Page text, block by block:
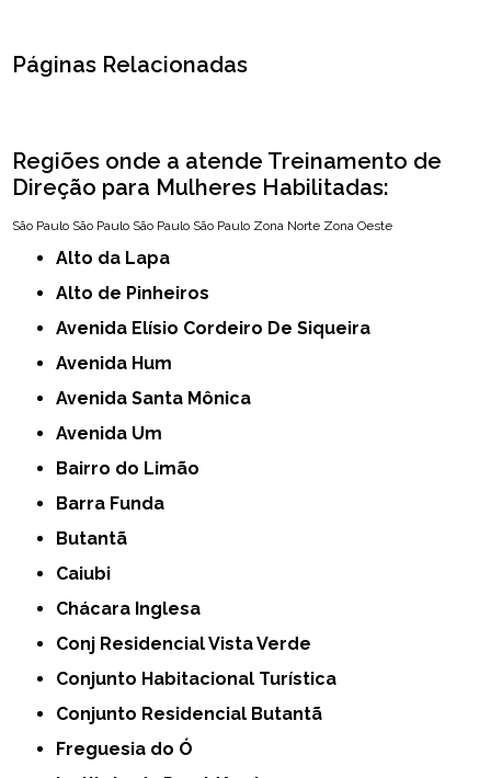
Páginas Relacionadas
Regiões onde a atende Treinamento de
Direção para Mulheres Habilitadas:
São Paulo São Paulo São Paulo São Paulo Zona Norte Zona Oeste
Alto da Lapa
Alto de Pinheiros
Avenida Elísio Cordeiro De Siqueira
Avenida Hum
Avenida Santa Mônica
Avenida Um
Bairro do Limão
Barra Funda
Butantã
Caiubi
Chácara Inglesa
Conj Residencial Vista Verde
Conjunto Habitacional Turística
Conjunto Residencial Butantã
Freguesia do Ó